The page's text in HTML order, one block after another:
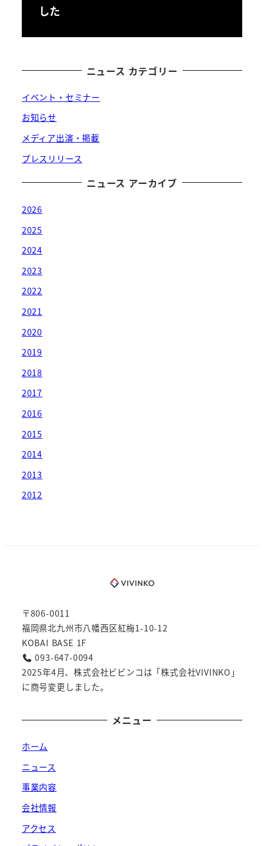
した
ニュース カテゴリー
イベント・セミナー
お知らせ
メディア出演・掲載
プレスリリース
ニュース アーカイブ
2026
2025
2024
2023
2022
2021
2020
2019
2018
2017
2016
2015
2014
2013
2012
〒806-0011
福岡県北九州市八幡西区紅梅1-10-12
KOBAI BASE 1F
093-647-0094
2025年4月、株式会社ビビンコは「株式会社VIVINKO」
に商号変更しました。
メニュー
ホーム
ニュース
事業内容
会社情報
アクセス